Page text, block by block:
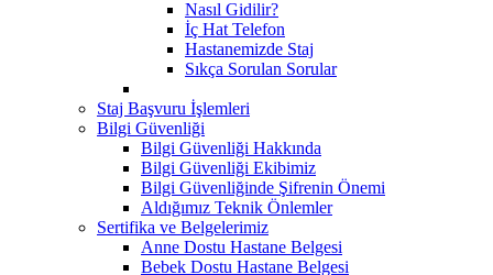
Nasıl Gidilir?
İç Hat Telefon
Hastanemizde Staj
Sıkça Sorulan Sorular
Staj Başvuru İşlemleri
Bilgi Güvenliği
Bilgi Güvenliği Hakkında
Bilgi Güvenliği Ekibimiz
Bilgi Güvenliğinde Şifrenin Önemi
Aldığımız Teknik Önlemler
Sertifika ve Belgelerimiz
Anne Dostu Hastane Belgesi
Bebek Dostu Hastane Belgesi